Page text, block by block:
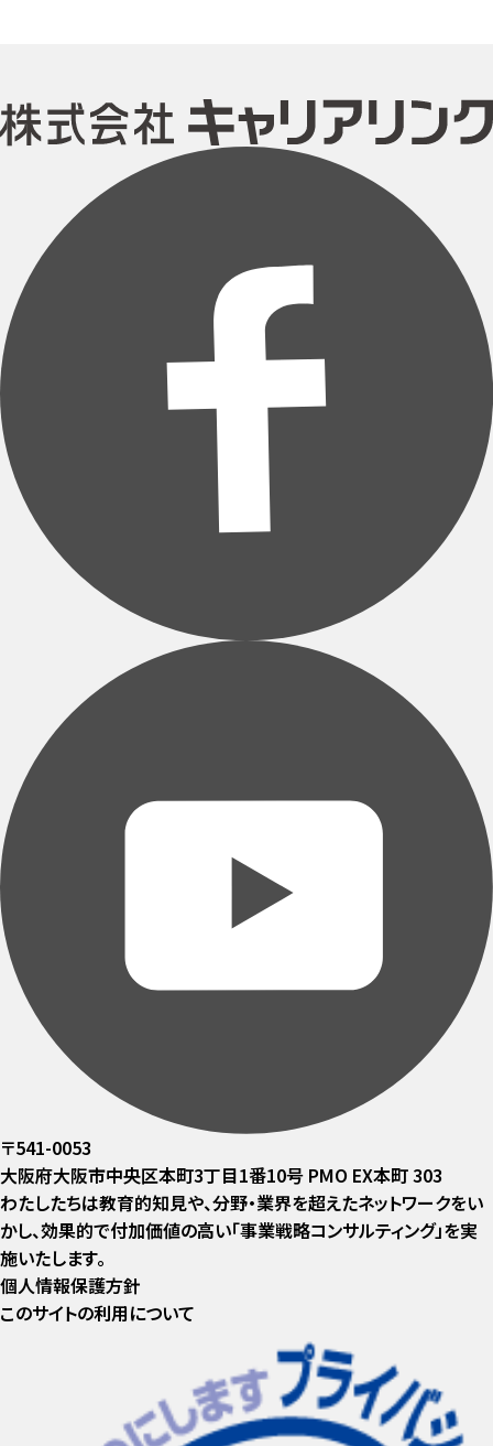
〒541-0053
大阪府大阪市中央区本町3丁目1番10号 PMO EX本町 303
わたしたちは教育的知見や、分野・業界を超えたネットワークをい
かし、効果的で付加価値の高い「事業戦略コンサルティング」を実
施いたします。
個人情報保護方針
このサイトの利用について